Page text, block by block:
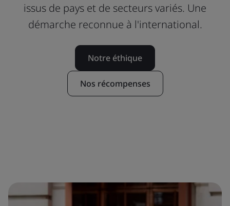
issus de pays et de secteurs variés. Une
démarche reconnue à l'international.
Notre éthique
Nos récompenses